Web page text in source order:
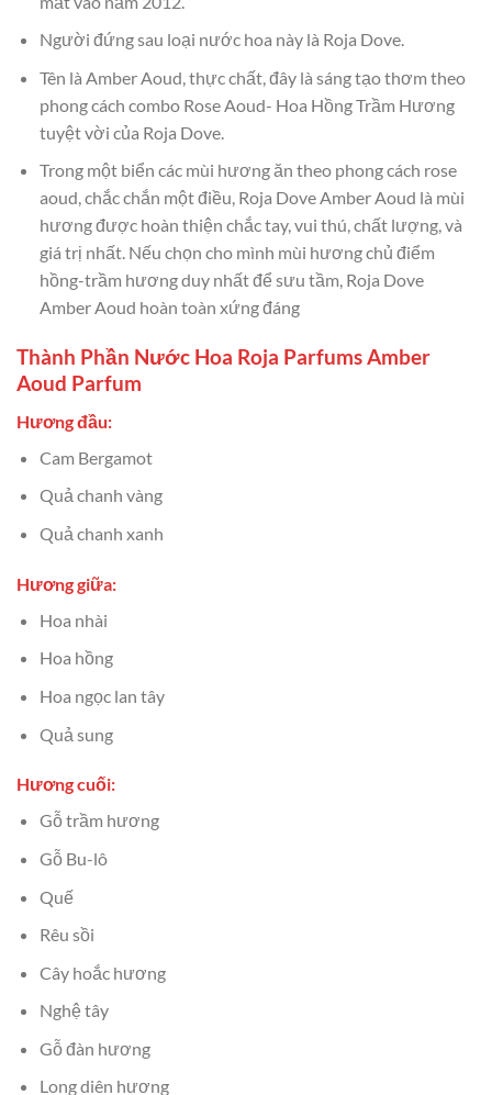
Người đứng sau loại nước hoa này là Roja Dove.
Tên là Amber Aoud, thực chất, đây là sáng tạo thơm theo
phong cách combo Rose Aoud- Hoa Hồng Trầm Hương
tuyệt vời của Roja Dove.
Trong một biển các mùi hương ăn theo phong cách rose
aoud, chắc chắn một điều, Roja Dove Amber Aoud là mùi
hương được hoàn thiện chắc tay, vui thú, chất lượng, và
giá trị nhất. Nếu chọn cho mình mùi hương chủ điểm
hồng-trầm hương duy nhất để sưu tầm, Roja Dove
Amber Aoud hoàn toàn xứng đáng
Thành Phần Nước Hoa Roja Parfums Amber
Aoud Parfum
Hương đầu:
Cam Bergamot
Quả chanh vàng
Quả chanh xanh
Hương giữa:
Hoa nhài
Hoa hồng
Hoa ngọc lan tây
Quả sung
Hương cuối:
Gỗ trầm hương
Gỗ Bu-lô
Quế
Rêu sồi
Cây hoắc hương
Nghệ tây
Gỗ đàn hương
Long diên hương